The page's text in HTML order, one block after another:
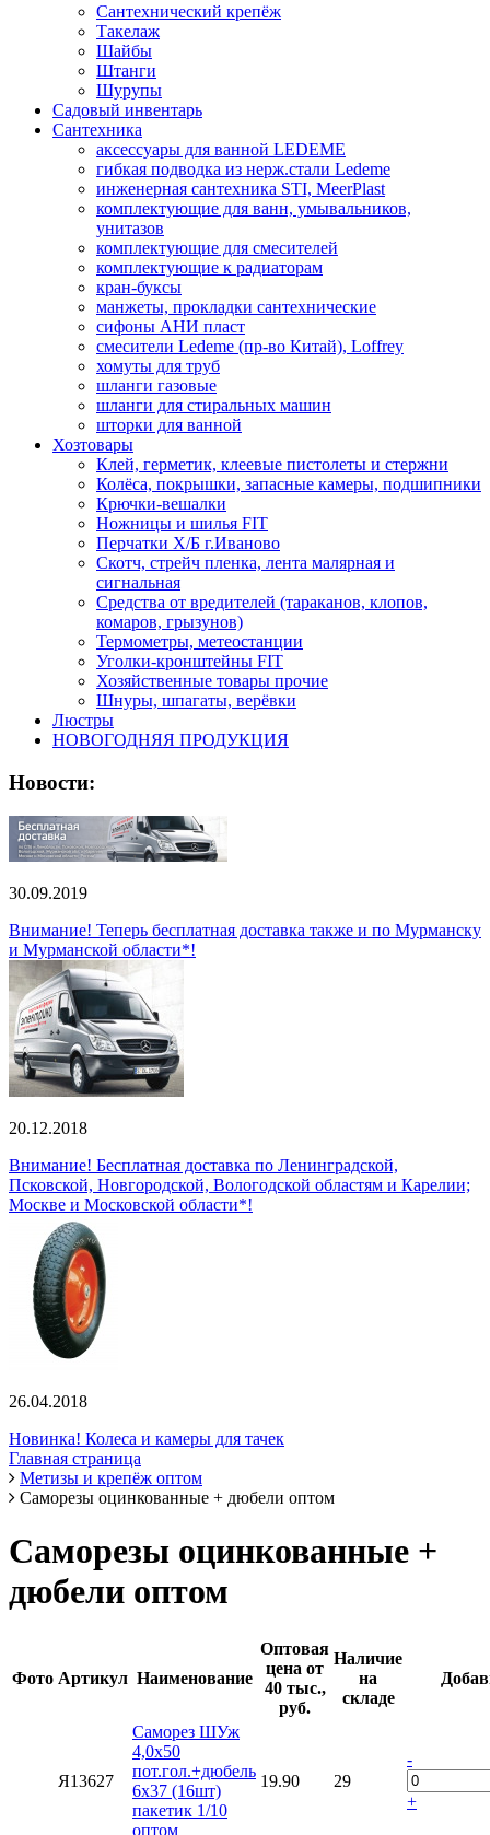
Сантехнический крепёж
Такелаж
Шайбы
Штанги
Шурупы
Садовый инвентарь
Сантехника
аксессуары для ванной LEDEME
гибкая подводка из нерж.стали Ledeme
инженерная сантехника STI, MeerPlast
комплектующие для ванн, умывальников,
унитазов
комплектующие для смесителей
комплектующие к радиаторам
кран-буксы
манжеты, прокладки сантехнические
сифоны АНИ пласт
смесители Ledeme (пр-во Китай), Loffrey
хомуты для труб
шланги газовые
шланги для стиральных машин
шторки для ванной
Хозтовары
Клей, герметик, клеевые пистолеты и стержни
Колёса, покрышки, запасные камеры, подшипники
Крючки-вешалки
Ножницы и шилья FIT
Перчатки Х/Б г.Иваново
Скотч, стрейч пленка, лента малярная и
сигнальная
Средства от вредителей (тараканов, клопов,
комаров, грызунов)
Термометры, метеостанции
Уголки-кронштейны FIT
Хозяйственные товары прочие
Шнуры, шпагаты, верёвки
Люстры
НОВОГОДНЯЯ ПРОДУКЦИЯ
Новости:
30.09.2019
Внимание! Теперь бесплатная доставка также и по Мурманску
и Мурманской области*!
20.12.2018
Внимание! Бесплатная доставка по Ленинградской,
Псковской, Новгородской, Вологодской областям и Карелии;
Москве и Московской области*!
26.04.2018
Новинка! Колеса и камеры для тачек
Главная страница
Метизы и крепёж оптом
Саморезы оцинкованные + дюбели оптом
Саморезы оцинкованные +
дюбели оптом
Фото Артикул Наименование
Оптовая
цена от
40 тыс.,
руб.
Наличие
на
складе
Я13627
Саморез ШУж
4,0х50
пот.гол.+дюбель
6х37 (16шт)
пакетик 1/10
оптом
19.90 29
-
+